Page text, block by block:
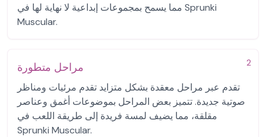
مما يسمح بمجموعات إبداعية لا نهاية لها في Sprunki
Muscular.
2 مراحل متطورة
تقدم عبر مراحل معقدة بشكل متزايد تقدم مرئيات ومناظر
صوتية جديدة. تتميز بعض المراحل بموضوعات أغمق وعناصر
مقلقة، مما يضيف لمسة فريدة إلى طريقة اللعب في
Sprunki Muscular.